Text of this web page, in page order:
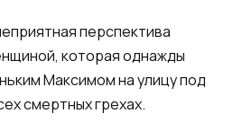
перспектива
которая однажды
Максимом на улицу под
смертных грехах.